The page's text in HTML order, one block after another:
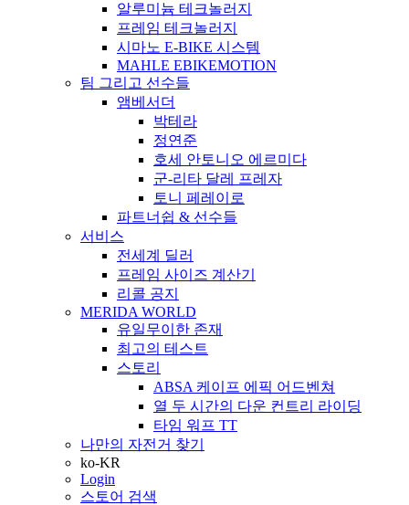
알루미늄 테크놀러지
프레임 테크놀러지
시마노 E-BIKE 시스템
MAHLE EBIKEMOTION
팀 그리고 선수들
앰베서더
박테라
정연준
호세 안토니오 에르미다
군-리타 달레 프레자
토니 페레이로
파트너쉽 & 선수들
서비스
전세계 딜러
프레임 사이즈 계산기
리콜 공지
MERIDA WORLD
유일무이한 존재
최고의 테스트
스토리
ABSA 케이프 에픽 어드벤쳐
열 두 시간의 다운 컨트리 라이딩
타임 워프 TT
나만의 자전거 찾기
ko-KR
Login
스토어 검색